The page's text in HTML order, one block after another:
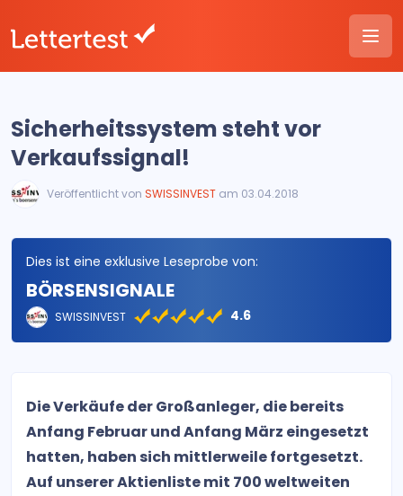
Sicherheitssystem steht vor
Verkaufssignal!
Veröffentlicht von SWISSINVEST am 03.04.2018
Dies ist eine exklusive Leseprobe von:
BÖRSENSIGNALE
SWISSINVEST 4.6
Die Verkäufe der Großanleger, die bereits
Anfang Februar und Anfang März eingesetzt
hatten, haben sich mittlerweile fortgesetzt.
Auf unserer Aktienliste mit 700 weltweiten